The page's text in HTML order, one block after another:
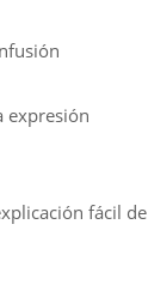
expresión
fácil de